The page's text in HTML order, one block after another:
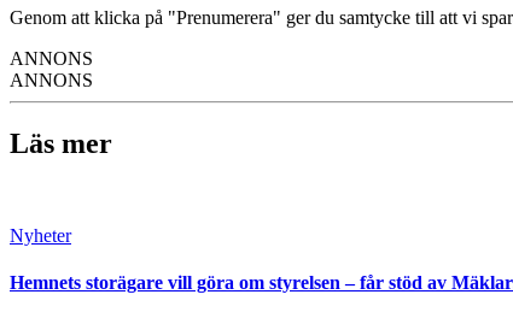
Genom att klicka på "Prenumerera" ger du samtycke till att vi
ANNONS
ANNONS
Läs mer
Nyheter
Hemnets storägare vill göra om styrelsen – får stöd av